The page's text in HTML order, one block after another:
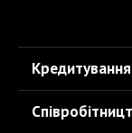
Кредитування